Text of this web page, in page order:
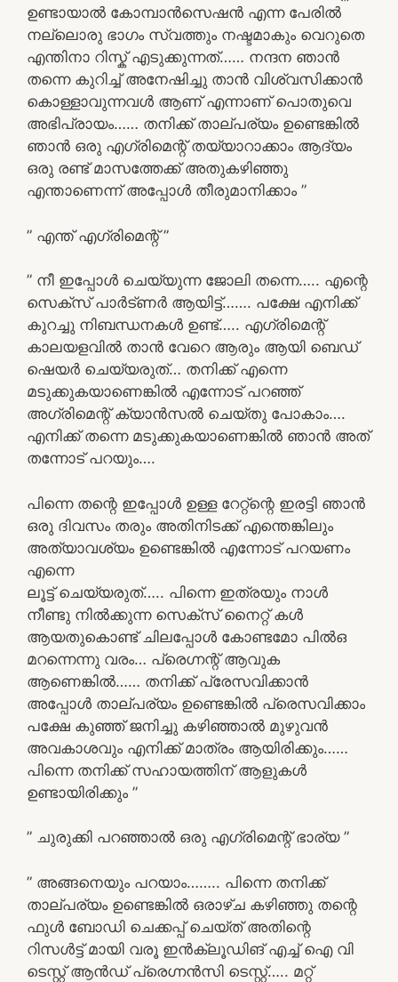
ഉണ്ടായാൽ കോമ്പാൻസെഷൻ എന്ന പേരിൽ
നല്ലൊരു ഭാഗം സ്വത്തും നഷ്ടമാകും വെറുതെ
എന്തിനാ റിസ്ക് എടുക്കുന്നത്…… നന്ദന ഞാൻ
തന്നെ കുറിച്ച് അനേഷിച്ചു താൻ വിശ്വസിക്കാൻ
കൊള്ളാവുന്നവൾ ആണ് എന്നാണ് പൊതുവെ
അഭിപ്രായം…… തനിക്ക് താല്പര്യം ഉണ്ടെങ്കിൽ
ഞാൻ ഒരു എഗ്രിമെന്റ് തയ്യാറാക്കാം ആദ്യം
ഒരു രണ്ട് മാസത്തേക്ക് അതുകഴിഞ്ഞു
എന്താണെന്ന് അപ്പോൾ തീരുമാനിക്കാം ”
” എന്ത് എഗ്രിമെന്റ് ”
” നീ ഇപ്പോൾ ചെയ്യുന്ന ജോലി തന്നെ….. എന്റെ
സെക്സ് പാർട്ണർ ആയിട്ട്……. പക്ഷേ എനിക്ക്
കുറച്ചു നിബന്ധനകൾ ഉണ്ട്….. എഗ്രിമെന്റ്
കാലയളവിൽ താൻ വേറെ ആരും ആയി ബെഡ്
ഷെയർ ചെയ്യരുത്… തനിക്ക് എന്നെ
മടുക്കുകയാണെങ്കിൽ എന്നോട് പറഞ്ഞ്
അഗ്രിമെന്റ് ക്യാൻസൽ ചെയ്തു പോകാം….
എനിക്ക് തന്നെ മടുക്കുകയാണെങ്കിൽ ഞാൻ അത്
തന്നോട് പറയും….
പിന്നെ തന്റെ ഇപ്പോൾ ഉള്ള റേറ്റ്ന്റെ ഇരട്ടി ഞാൻ
ഒരു ദിവസം തരും അതിനിടക്ക് എന്തെങ്കിലും
അത്യാവശ്യം ഉണ്ടെങ്കിൽ എന്നോട് പറയണം
എന്നെ
ലൂട്ട് ചെയ്യരുത്….. പിന്നെ ഇത്രയും നാൾ
നീണ്ടു നിൽക്കുന്ന സെക്സ് നൈറ്റ്‌ കൾ
ആയതുകൊണ്ട് ചിലപ്പോൾ കോണ്ടമോ പിൽഒ
മറന്നെന്നു വരം… പ്രെഗ്നന്റ് ആവുക
ആണെങ്കിൽ…… തനിക്ക് പ്രേസവിക്കാൻ
അപ്പോൾ താല്പര്യം ഉണ്ടെങ്കിൽ പ്രെസവിക്കാം
പക്ഷേ കുഞ്ഞ് ജനിച്ചു കഴിഞ്ഞാൽ മുഴുവൻ
അവകാശവും എനിക്ക് മാത്രം ആയിരിക്കും……
പിന്നെ തനിക്ക് സഹായത്തിന് ആളുകൾ
ഉണ്ടായിരിക്കും ”
” ചുരുക്കി പറഞ്ഞാൽ ഒരു എഗ്രിമെന്റ് ഭാര്യ ”
” അങ്ങനെയും പറയാം…….. പിന്നെ തനിക്ക്
താല്പര്യം ഉണ്ടെങ്കിൽ ഒരാഴ്ച കഴിഞ്ഞു തന്റെ
ഫുൾ ബോഡി ചെക്കപ്പ് ചെയ്ത് അതിന്റെ
റിസൾട്ട്‌ മായി വരൂ ഇൻക്ലൂഡിങ് എച്ച് ഐ വി
ടെസ്റ്റ്‌ ആൻഡ്‌ പ്രെഗ്നൻസി ടെസ്റ്റ്‌….. മറ്റ്